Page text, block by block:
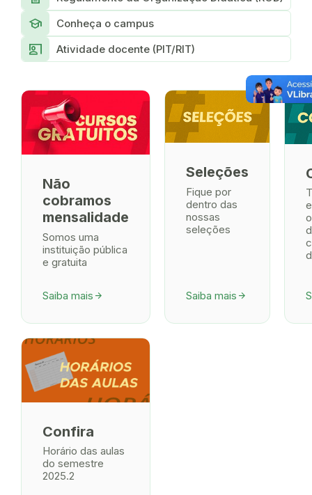
school Conheça o campus
co_present Atividade docente (PIT/RIT)
Não
cobramos
mensalidade
Somos uma
instituição pública
e gratuita
Saiba mais arrow_forward
Seleções
Fique por
dentro das
nossas
seleções
Saiba mais arrow_forward
Confira
Horário das aulas
do semestre
2025.2